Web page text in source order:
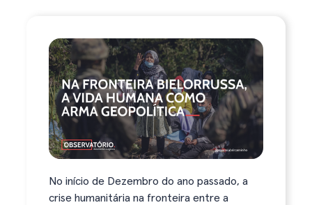
No início de Dezembro do ano passado, a
crise humanitária na fronteira entre a